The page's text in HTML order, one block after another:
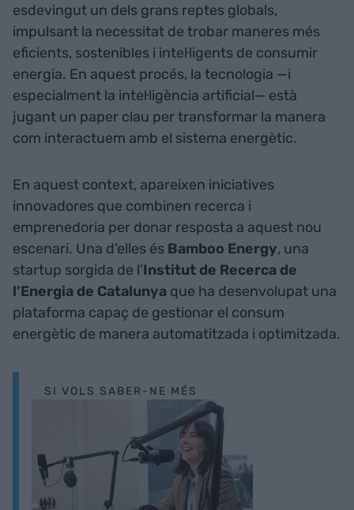
esdevingut un dels grans reptes globals,
impulsant la necessitat de trobar maneres més
eficients, sostenibles i intel·ligents de consumir
energia. En aquest procés, la tecnologia —i
especialment la intel·ligència artificial— està
jugant un paper clau per transformar la manera
com interactuem amb el sistema energètic.
En aquest context, apareixen iniciatives
innovadores que combinen recerca i
emprenedoria per donar resposta a aquest nou
escenari. Una d’elles és Bamboo Energy, una
startup sorgida de l’Institut de Recerca de
l’Energia de Catalunya que ha desenvolupat una
plataforma capaç de gestionar el consum
energètic de manera automatitzada i optimitzada.
SI VOLS SABER-NE MÉS